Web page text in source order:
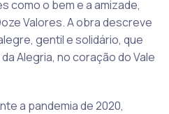
como o bem e a amizade,
Valores. A obra descreve
gentil e solidário, que
Alegria, no coração do Vale
a pandemia de 2020,